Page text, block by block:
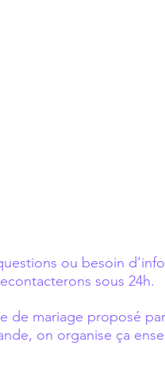
ou besoin
sous 24h.
de mariage proposé
on organise ça